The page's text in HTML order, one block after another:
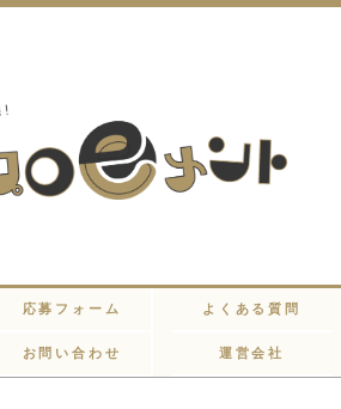
応募フォーム よくある質問
お問い合わせ 運営会社